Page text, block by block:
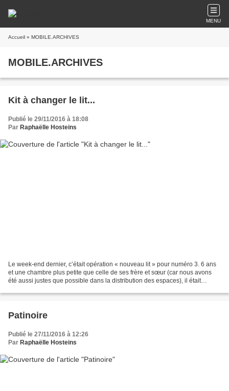
MENU
Accueil » MOBILE.ARCHIVES
MOBILE.ARCHIVES
Kit à changer le lit...
Publié le 29/11/2016 à 18:08
Par Raphaëlle Hosteins
Le week-end dernier, c’était opération « nouveau lit » pour numéro 3. 6 ans
et une chambre plus petite que celle de ses frère et sœur (car nous avons
été aussi justes que possible dans la distribution des espaces), il était
Patinoire
Publié le 27/11/2016 à 12:26
Par Raphaëlle Hosteins